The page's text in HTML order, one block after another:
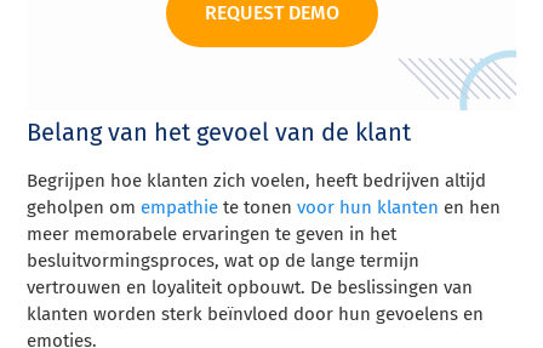
REQUEST DEMO
Belang van het gevoel van de klant
Begrijpen hoe klanten zich voelen, heeft bedrijven altijd
geholpen om empathie te tonenvoor hun klanten en hen
meer memorabele ervaringen te geven in het
besluitvormingsproces, wat op de lange termijn
vertrouwen en loyaliteit opbouwt. De beslissingen van
klanten worden sterk beïnvloed door hun gevoelens en
emoties.